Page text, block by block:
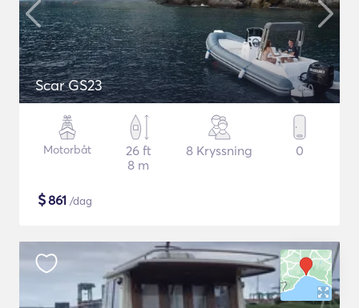
Scar GS23
Motorbåt
26 ft
8 m
8 Kryssning 0
$861 /dag